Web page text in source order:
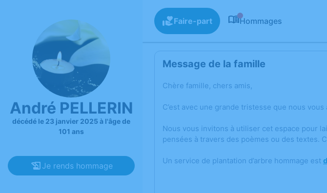
André PELLERIN
décédé le 23 janvier 2025 à l'âge de
101 ans
Je rends hommage
Faire-part Hommages
Message de la famille
Chère famille, chers amis,
C’est avec une grande tristesse que nous
Nous vous invitons à utiliser cet espace pour
pensées à travers des poèmes ou des textes.
Un service de plantation d’arbre hommage est